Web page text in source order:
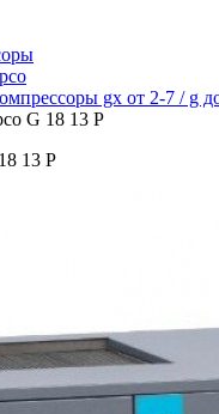
gx от 2-7 / g
G 18 13 P
13 P